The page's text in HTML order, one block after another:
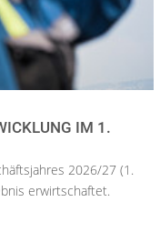
IM 1.
2026/27 (1.
erwirtschaftet.